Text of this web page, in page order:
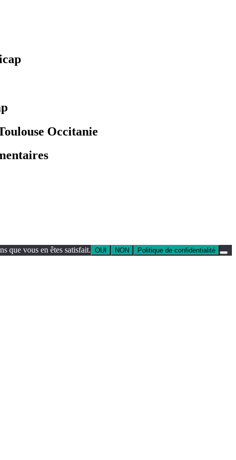
Occitanie
que vous en êtes satisfait. OUI NON Politique de confidentialité